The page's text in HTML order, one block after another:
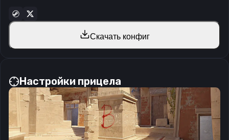
Скачать конфиг
Настройки прицела